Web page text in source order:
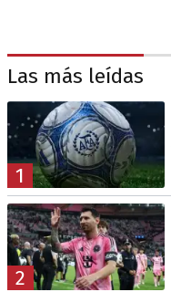
Las más leídas
1
2